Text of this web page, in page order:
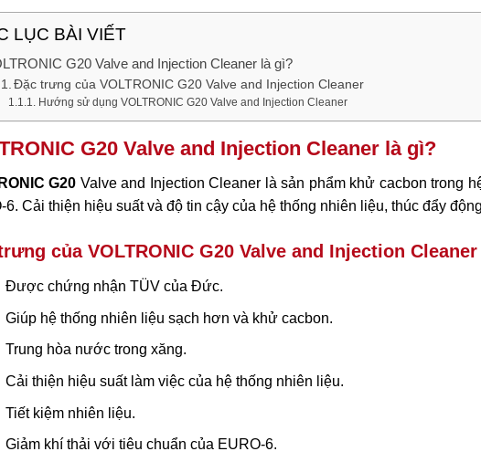
LỤC BÀI VIẾT
G20 Valve and Injection Cleaner là gì?
Đặc trưng của VOLTRONIC G20 Valve and Injection Cleaner
Hướng sử dụng VOLTRONIC G20 Valve and Injection Cleaner
G20 Valve and Injection Cleaner là gì?
G20 Valve and Injection Cleaner là sản phẩm khử cacbon trong
6. Cải thiện hiệu suất và độ tin cậy của hệ thống nhiên liệu, thúc đẩy
của VOLTRONIC G20 Valve and Injection Cleaner
Được chứng nhận TÜV của Đức.
Giúp hệ thống nhiên liệu sạch hơn và khử cacbon.
Trung hòa nước trong xăng.
Cải thiện hiệu suất làm việc của hệ thống nhiên liệu.
Tiết kiệm nhiên liệu.
Giảm khí thải với tiêu chuẩn của EURO-6.